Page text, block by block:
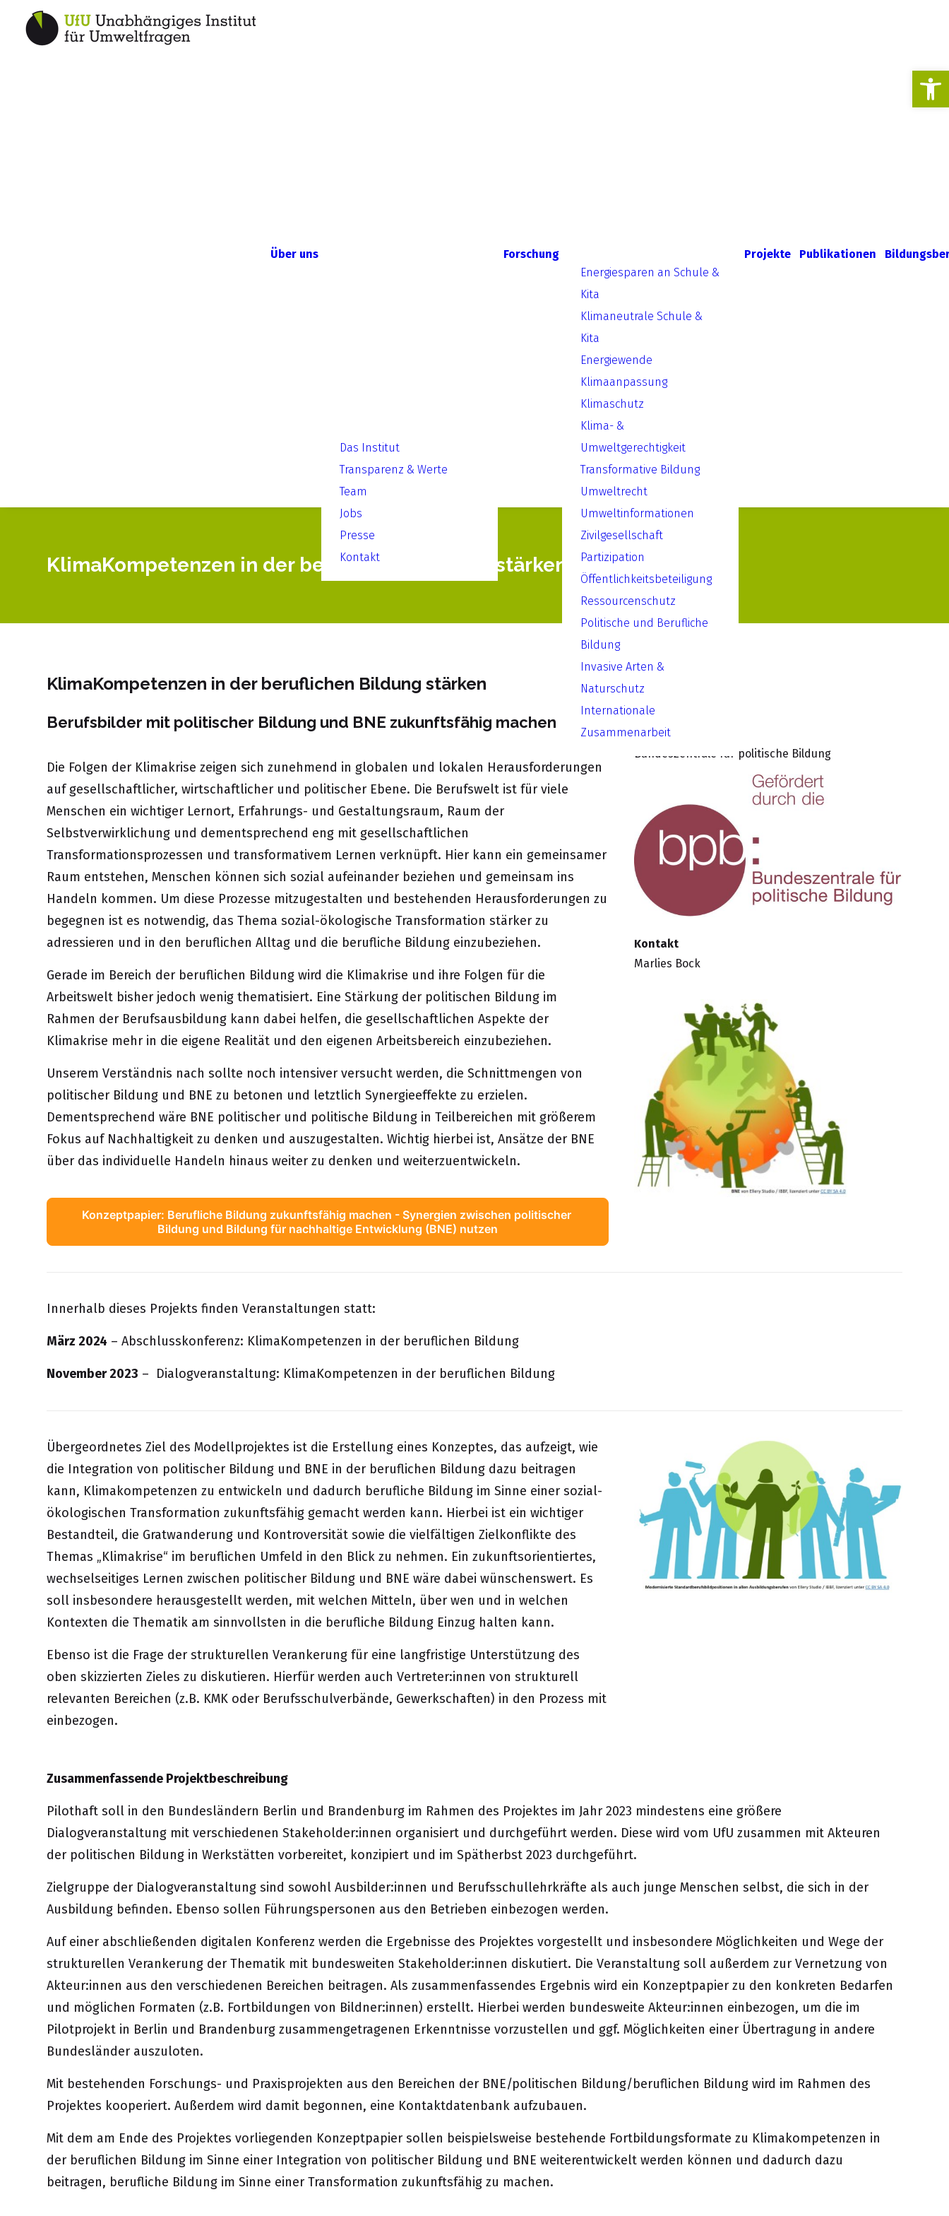
Über uns
Das Institut
Transparenz & Werte
Team
Jobs
Presse
Kontakt
Forschung
Energiesparen an Schule &
Kita
Klimaneutrale Schule &
Kita
Energiewende
Klimaanpassung
Klimaschutz
Klima- &
Umweltgerechtigkeit
Transformative Bildung
Umweltrecht
Umweltinformationen
Zivilgesellschaft
Partizipation
Öffentlichkeitsbeteiligung
Ressourcenschutz
Politische und Berufliche
Bildung
Invasive Arten &
Naturschutz
Internationale
Zusammenarbeit
Projekte Publikationen
KlimaKompetenzen in der beruflichen Bildung stärken
KlimaKompetenzen in der beruflichen Bildung stärken
Berufsbilder mit politischer Bildung und BNE zukunftsfähig machen
Die Folgen der Klimakrise zeigen sich zunehmend in globalen und lokalen Herausforderungen
auf gesellschaftlicher, wirtschaftlicher und politischer Ebene. Die Berufswelt ist für viele
Menschen ein wichtiger Lernort, Erfahrungs- und Gestaltungsraum, Raum der
Selbstverwirklichung und dementsprechend eng mit gesellschaftlichen
Transformationsprozessen und transformativem Lernen verknüpft. Hier kann ein gemeinsamer
Raum entstehen, Menschen können sich sozial aufeinander beziehen und gemeinsam ins
Handeln kommen. Um diese Prozesse mitzugestalten und bestehenden Herausforderungen zu
begegnen ist es notwendig, das Thema sozial-ökologische Transformation stärker zu
adressieren und in den beruflichen Alltag und die berufliche Bildung einzubeziehen.
Gerade im Bereich der beruflichen Bildung wird die Klimakrise und ihre Folgen für die
Arbeitswelt bisher jedoch wenig thematisiert. Eine Stärkung der politischen Bildung im
Rahmen der Berufsausbildung kann dabei helfen, die gesellschaftlichen Aspekte der
Klimakrise mehr in die eigene Realität und den eigenen Arbeitsbereich einzubeziehen.
Unserem Verständnis nach sollte noch intensiver versucht werden, die Schnittmengen von
politischer Bildung und BNE zu betonen und letztlich Synergieeffekte zu erzielen.
Dementsprechend wäre BNE politischer und politische Bildung in Teilbereichen mit größerem
Fokus auf Nachhaltigkeit zu denken und auszugestalten. Wichtig hierbei ist, Ansätze der BNE
über das individuelle Handeln hinaus weiter zu denken und weiterzuentwickeln.
Konzeptpapier: Berufliche Bildung zukunftsfähig machen - Synergien zwischen politischer
Bildung und Bildung für nachhaltige Entwicklung (BNE) nutzen
Laufzeit
07/2023 – 05/2024
Gefördert durch
Bundeszentrale für politische Bildung
Kontakt
Marlies Bock
Innerhalb dieses Projekts finden Veranstaltungen statt:
März 2024 – Abschlusskonferenz: KlimaKompetenzen in der beruflichen Bildung
November 2023 – Dialogveranstaltung: KlimaKompetenzen in der beruflichen Bildung
Übergeordnetes Ziel des Modellprojektes ist die Erstellung eines Konzeptes, das aufzeigt, wie
die Integration von politischer Bildung und BNE in der beruflichen Bildung dazu beitragen
kann, Klimakompetenzen zu entwickeln und dadurch berufliche Bildung im Sinne einer sozial-
ökologischen Transformation zukunftsfähig gemacht werden kann. Hierbei ist ein wichtiger
Bestandteil, die Gratwanderung und Kontroversität sowie die vielfältigen Zielkonflikte des
Themas „Klimakrise“ im beruflichen Umfeld in den Blick zu nehmen. Ein zukunftsorientiertes,
wechselseitiges Lernen zwischen politischer Bildung und BNE wäre dabei wünschenswert. Es
soll insbesondere herausgestellt werden, mit welchen Mitteln, über wen und in welchen
Kontexten die Thematik am sinnvollsten in die berufliche Bildung Einzug halten kann.
Ebenso ist die Frage der strukturellen Verankerung für eine langfristige Unterstützung des
oben skizzierten Zieles zu diskutieren. Hierfür werden auch Vertreter:innen von strukturell
relevanten Bereichen (z.B. KMK oder Berufsschulverbände, Gewerkschaften) in den Prozess mit
einbezogen.
Zusammenfassende Projektbeschreibung
Pilothaft soll in den Bundesländern Berlin und Brandenburg im Rahmen des Projektes im Jahr 2023 mindestens eine größere
Dialogveranstaltung mit verschiedenen Stakeholder:innen organisiert und durchgeführt werden. Diese wird vom UfU zusammen mit Akteuren
der politischen Bildung in Werkstätten vorbereitet, konzipiert und im Spätherbst 2023 durchgeführt.
Zielgruppe der Dialogveranstaltung sind sowohl Ausbilder:innen und Berufsschullehrkräfte als auch junge Menschen selbst, die sich in der
Ausbildung befinden. Ebenso sollen Führungspersonen aus den Betrieben einbezogen werden.
Auf einer abschließenden digitalen Konferenz werden die Ergebnisse des Projektes vorgestellt und insbesondere Möglichkeiten und Wege der
strukturellen Verankerung der Thematik mit bundesweiten Stakeholder:innen diskutiert. Die Veranstaltung soll außerdem zur Vernetzung von
Akteur:innen aus den verschiedenen Bereichen beitragen. Als zusammenfassendes Ergebnis wird ein Konzeptpapier zu den konkreten Bedarfen
und möglichen Formaten (z.B. Fortbildungen von Bildner:innen) erstellt. Hierbei werden bundesweite Akteur:innen einbezogen, um die im
Pilotprojekt in Berlin und Brandenburg zusammengetragenen Erkenntnisse vorzustellen und ggf. Möglichkeiten einer Übertragung in andere
Bundesländer auszuloten.
Mit bestehenden Forschungs- und Praxisprojekten aus den Bereichen der BNE/politischen Bildung/beruflichen Bildung wird im Rahmen des
Projektes kooperiert. Außerdem wird damit begonnen, eine Kontaktdatenbank aufzubauen.
Mit dem am Ende des Projektes vorliegenden Konzeptpapier sollen beispielsweise bestehende Fortbildungsformate zu Klimakompetenzen in
der beruflichen Bildung im Sinne einer Integration von politischer Bildung und BNE weiterentwickelt werden können und dadurch dazu
beitragen, berufliche Bildung im Sinne einer Transformation zukunftsfähig zu machen.